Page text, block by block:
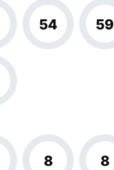
54 59
8 8